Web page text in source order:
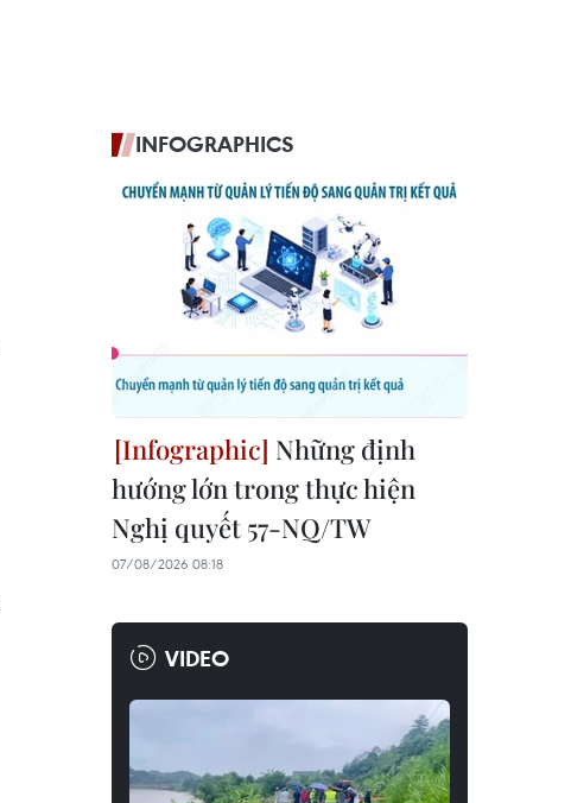
INFOGRAPHICS
Những định
hướng lớn trong thực hiện
Nghị quyết 57-NQ/TW
07/08/2026 08:18
VIDEO